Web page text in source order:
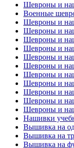
Шевроны и
Военные
Шевроны и
Шевроны и
Шевроны и
Шевроны и
Шевроны и
Шевроны и
Шевроны и
Шевроны и
Шевроны и
Шевроны и
Шевроны и
Нашивки
Вышивка на
Вышивка на
Вышивка на